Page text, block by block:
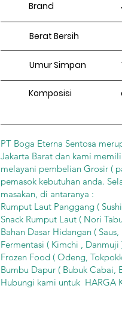
Brand
Berat Bersih
Umur Simpan
Komposisi
PT Boga Eterna Sentosa
Jakarta Barat dan kami
melayani pembelian Grosir (
pemasok kebutuhan anda.
masakan, di antaranya :
Rumput Laut Panggang (
Snack Rumput Laut ( Nori
Bahan Dasar Hidangan (
Fermentasi ( Kimchi , Danmuji
Frozen Food ( Odeng,
Bumbu Dapur ( Bubuk Cabai,
Hubungi kami untuk HARGA